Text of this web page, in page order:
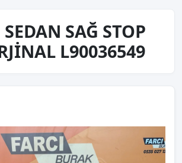
SAĞ STOP
L90036549